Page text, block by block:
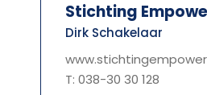
Stichting
Dirk Schakelaar
T: 038-30 30 128